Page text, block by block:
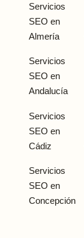
Servicios
SEO en
Almería
Servicios
SEO en
Andalucía
Servicios
SEO en
Cádiz
Servicios
SEO en
Concepción